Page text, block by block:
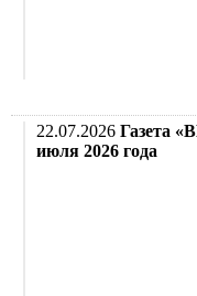
22.07.2026 Газета
июля 2026 года